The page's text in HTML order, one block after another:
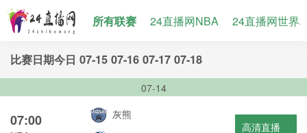
所有联赛 24直播网NBA 24直播网世界
比赛日期今日 07-15 07-16 07-17 07-18
07-14
07:00
灰熊
高清直播